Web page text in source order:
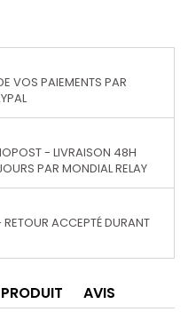
VOS PAIEMENTS PAR
- LIVRAISON 48H
PAR MONDIAL RELAY
ACCEPTÉ DURANT
AVIS